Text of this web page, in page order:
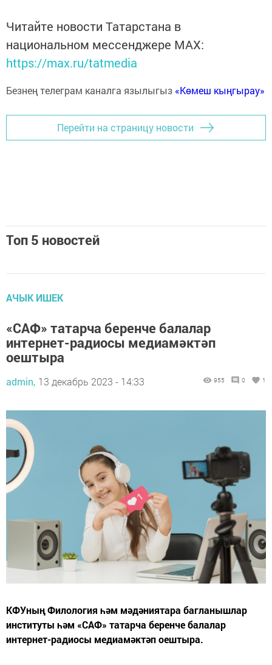
Читайте новости Татарстана в
национальном мессенджере MАХ:
https://max.ru/tatmedia
Безнең телеграм каналга язылыгыз «Көмеш кыңгырау»
Перейти на страницу новости
Топ 5 новостей
АЧЫК ИШЕК
«САФ» татарча беренче балалар
интернет-радиосы медиамәктәп
оештыра
admin, 13 декабрь 2023 - 14:33 955 0 1
КФУның Филология һәм мәдәниятара багланышлар
институты һәм «САФ» татарча беренче балалар
интернет-радиосы медиамәктәп оештыра.